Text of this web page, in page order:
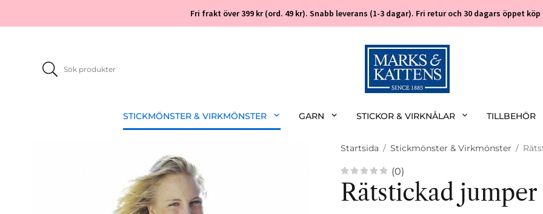
Fri frakt över 399 kr (ord. 49 kr). Snabb leverans (1-3 dagar). Fri retur och 30 dagars öppet
STICKMÖNSTER & VIRKMÖNSTER GARN STICKOR & VIRKNÅLAR TILLBEHÖR
Startsida / Stickmönster & Virkmönster /
(0)
Rätstickad jumper